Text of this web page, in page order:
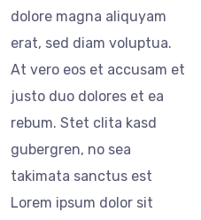
dolore magna aliquyam
erat, sed diam voluptua.
At vero eos et accusam et
justo duo dolores et ea
rebum. Stet clita kasd
gubergren, no sea
takimata sanctus est
Lorem ipsum dolor sit